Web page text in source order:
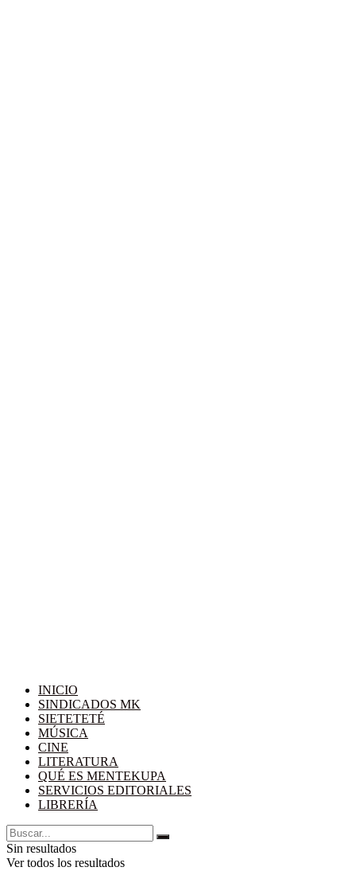
INICIO
SINDICADOS MK
SIETETETÉ
MÚSICA
CINE
LITERATURA
QUÉ ES MENTEKUPA
SERVICIOS EDITORIALES
LIBRERÍA
Sin resultados
Ver todos los resultados